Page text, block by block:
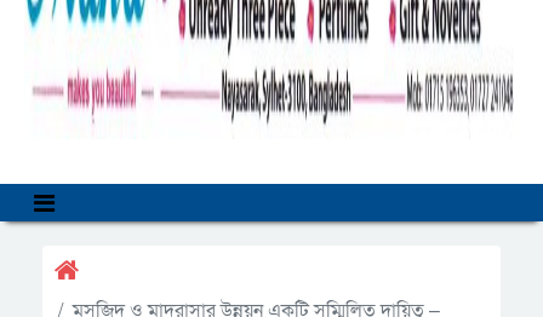
মসজিদ ও মাদরাসার উন্নয়ন একটি সম্মিলিত দায়িত্ব –